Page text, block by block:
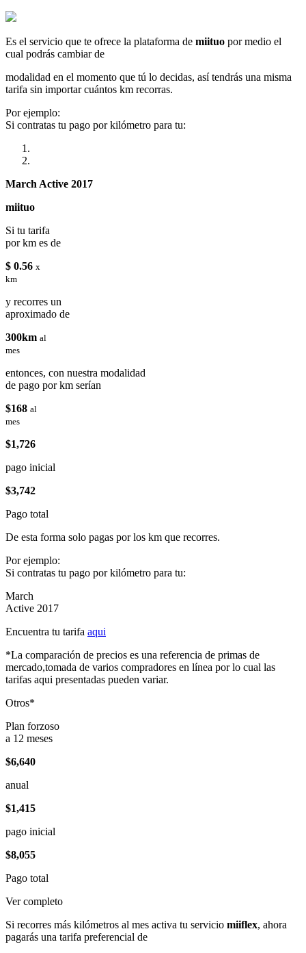
Es el servicio que te ofrece la plataforma de miituo por medio el
cual podrás cambiar de
modalidad en el momento que tú lo decidas, así tendrás una misma
tarifa sin importar cuántos km recorras.
Por ejemplo:
Si contratas tu pago por kilómetro para tu:
March Active 2017
miituo
Si tu tarifa
por km es de
$ 0.56 x
km
y recorres un
aproximado de
300km al
mes
entonces, con nuestra modalidad
de pago por km serían
$168 al
mes
$1,726
pago inicial
$3,742
Pago total
De esta forma solo pagas por los km que recorres.
Por ejemplo:
Si contratas tu pago por kilómetro para tu:
March
Active 2017
Encuentra tu tarifa aqui
*La comparación de precios es una referencia de primas de
mercado,tomada de varios compradores en línea por lo cual las
tarifas aqui presentadas pueden variar.
Otros*
Plan forzoso
a 12 meses
$6,640
anual
$1,415
pago inicial
$8,055
Pago total
Ver completo
Si recorres más kilómetros al mes activa tu servicio miiflex, ahora
pagarás una tarifa preferencial de